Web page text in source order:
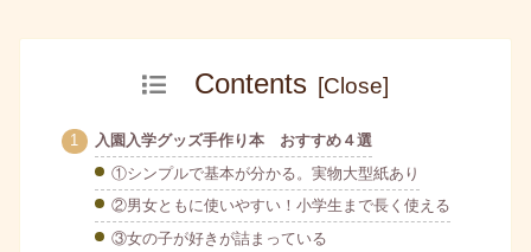
Contents
入園入学グッズ手作り本 おすすめ４選
①シンプルで基本が分かる。実物大型紙あり
②男女ともに使いやすい！小学生まで長く使える
③女の子が好きが詰まっている